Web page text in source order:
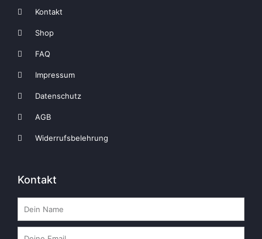
Kontakt
Shop
FAQ
Impressum
Datenschutz
AGB
Widerrufsbelehrung
Kontakt